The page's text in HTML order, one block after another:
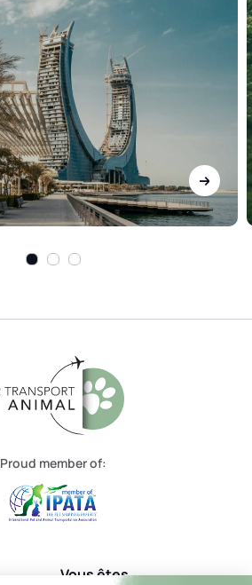
Proud member of:
Vous êtes